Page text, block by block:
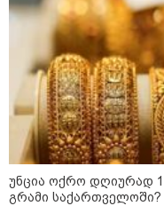
უნცია ოქრო დღიურად
გრამი საქართველოში?